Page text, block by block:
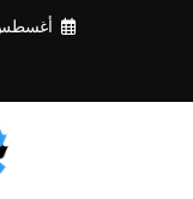
أغسطس 7,